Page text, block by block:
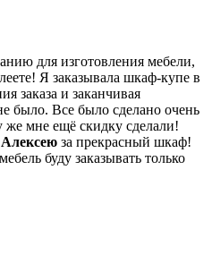
для изготовления мебели,
Я заказывала шкаф-купе в
заказа и заканчивая
было. Все было сделано очень
же мне ещё скидку сделали!
Алексею за прекрасный шкаф!
буду заказывать только